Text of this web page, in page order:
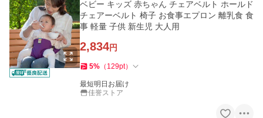
ベビー キッズ 赤ちゃん チェアベルト ホールド
チェアーベルト 椅子 お食事エプロン 離乳食 食
事 軽量 子供 新生児 大人用
2,834円
5% （ 129pt）
最短明日お届け
佳誉ストア